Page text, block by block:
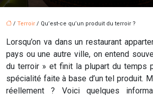
/ Terroir / Qu’est-ce qu’un produit du terroir ?
Lorsqu’on va dans un restaurant
pays ou une autre ville, on entend
du terroir » et finit la plupart du temps
spécialité faite à base d’un tel produit.
réellement ? Voici quelques